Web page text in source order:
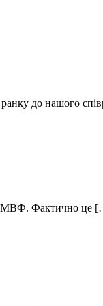
до нашого
МВФ. Фактично це